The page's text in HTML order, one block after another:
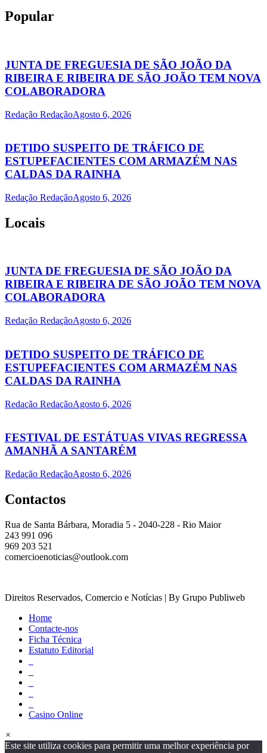
Popular
JUNTA DE FREGUESIA DE SÃO JOÃO DA
RIBEIRA E RIBEIRA DE SÃO JOÃO TEM NOVA
COLABORADORA
Redação RedaçãoAgosto 6, 2026
DETIDO SUSPEITO DE TRÁFICO DE
ESTUPEFACIENTES COM ARMAZÉM NAS
CALDAS DA RAINHA
Redação RedaçãoAgosto 6, 2026
Locais
JUNTA DE FREGUESIA DE SÃO JOÃO DA
RIBEIRA E RIBEIRA DE SÃO JOÃO TEM NOVA
COLABORADORA
Redação RedaçãoAgosto 6, 2026
DETIDO SUSPEITO DE TRÁFICO DE
ESTUPEFACIENTES COM ARMAZÉM NAS
CALDAS DA RAINHA
Redação RedaçãoAgosto 6, 2026
FESTIVAL DE ESTÁTUAS VIVAS REGRESSA
AMANHÃ A SANTARÉM
Redação RedaçãoAgosto 6, 2026
Contactos
Rua de Santa Bárbara, Moradia 5 - 2040-228 - Rio Maior
243 991 096
969 203 521
comercioenoticias@outlook.com
Direitos Reservados, Comercio e Notícias | By Grupo Publiweb
Home
Contacte-nos
Ficha Técnica
Estatuto Editorial
Casino Online
×
Este site utiliza cookies para permitir uma melhor experiência por